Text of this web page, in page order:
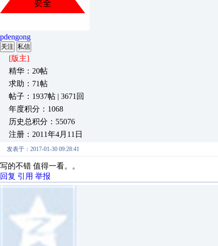
pdengong
关注 私信
[版主]
精华：20帖
求助：71帖
帖子：1937帖 | 3671回
年度积分：1068
历史总积分：55076
注册：2011年4月11日
发表于：2017-01-30 09:28:41
写的不错 值得一看。。
回复 引用 举报